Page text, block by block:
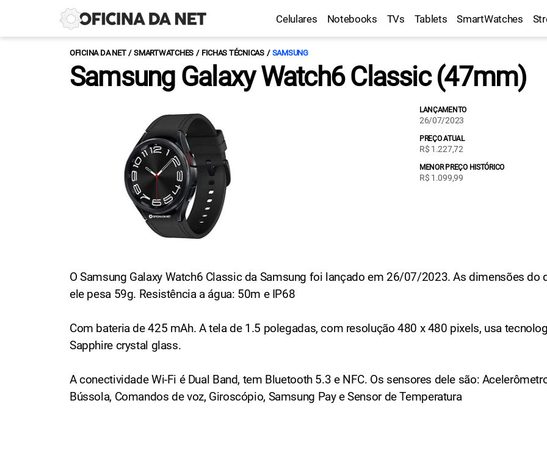
Celulares Notebooks TVs Tablets SmartWatches
OFICINA DA NET SMARTWATCHES FICHAS TÉCNICAS SAMSUNG
Samsung Galaxy Watch6 Classic (47mm)
LANÇAMENTO
26/07/2023
PREÇO ATUAL
R$ 1.227,72
MENOR PREÇO HISTÓRICO
R$ 1.099,99
O Samsung Galaxy Watch6 Classic da Samsung foi lançado em 26/07/2023. As dimensões
ele pesa 59g. Resistência a água: 50m e IP68
Com bateria de 425 mAh. A tela de 1.5 polegadas, com resolução 480 x 480 pixels, usa
Sapphire crystal glass.
A conectividade Wi-Fi é Dual Band, tem Bluetooth 5.3 e NFC. Os sensores dele são:
Bússola, Comandos de voz, Giroscópio, Samsung Pay e Sensor de Temperatura